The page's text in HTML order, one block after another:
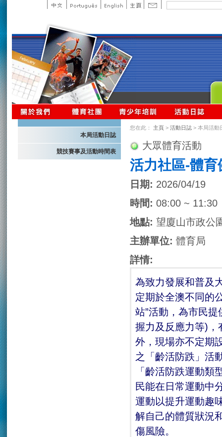
本局活動日誌
競技賽事及活動時間表
您在此： 主頁 > 活動日誌 > 本局活動
大眾體育活動
活力社區-體育
日期: 2026/04/19
時間: 08:00 ~ 11:30
地點: 望廈山市政公
主辦單位: 體育局
詳情:
為致力發展和普及
定期於全澳不同的
站”活動，為市民
握力及反應力等)，
外，現場亦不定期
之「齡活防跌」活
「齡活防跌運動
民能在日常運動中
運動以提升運動趣
解自己的體質狀況
傷風險。